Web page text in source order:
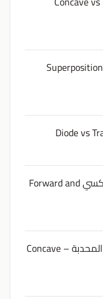
نظرية التراكب في الدوائر الكهربائية – Superposition
الفرق بين التحيز إلى الأمام والتحيز العكسي Forward and
الفرق بين العدسة المقعرة والعدسة المحدبة – Concave